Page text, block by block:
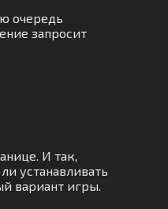
очередь
запросит
И так,
устанавливать
вариант игры.